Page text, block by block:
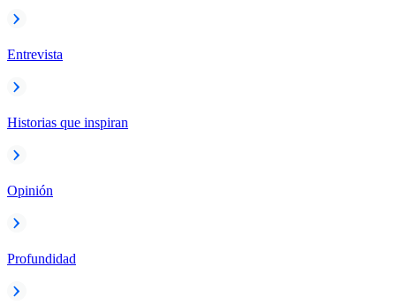
Entrevista
Historias que inspiran
Opinión
Profundidad